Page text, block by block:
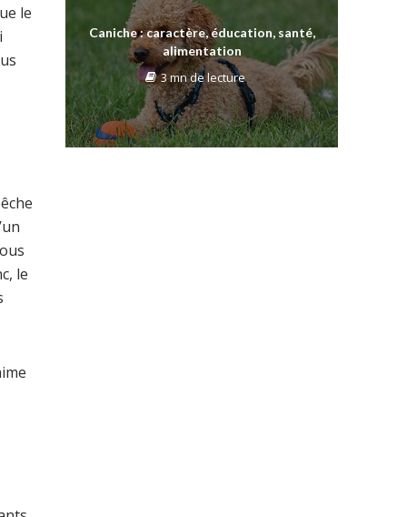
le
le
Caniche : caractère, éducation, santé,
alimentation
3 mn de lecture